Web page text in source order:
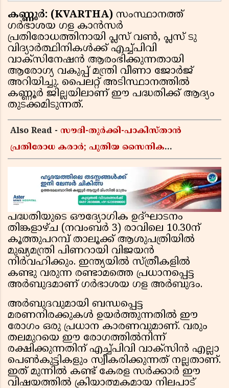
കണ്ണൂർ: (KVARTHA) സംസ്ഥാനത്ത്
ഗർഭാശയ ഗള കാൻസർ
പ്രതിരോധത്തിനായി പ്ലസ് വൺ, പ്ലസ് ടു
വിദ്യാർത്ഥിനികൾക്ക് എച്ച്പിവി
വാക്‌സിനേഷൻ ആരംഭിക്കുന്നതായി
ആരോഗ്യ വകുപ്പ് മന്ത്രി വീണാ ജോർജ്
അറിയിച്ചു. പൈലറ്റ് അടിസ്ഥാനത്തിൽ
കണ്ണൂർ ജില്ലയിലാണ് ഈ പദ്ധതിക്ക് ആദ്യം
തുടക്കമിടുന്നത്.
Also Read - സൗദി-തുർക്കി-പാകിസ്താൻ
പ്രതിരോധ കരാർ; പുതിയ സൈനിക
പദ്ധതിയുടെ ഔദ്യോഗിക ഉദ്ഘാടനം
തിങ്കളാഴ്ച (നവംബർ 3) രാവിലെ 10.30ന്
കൂത്തുപറമ്പ് താലൂക്ക് ആശുപത്രിയിൽ
മുഖ്യമന്ത്രി പിണറായി വിജയൻ
നിർവഹിക്കും. ഇന്ത്യയിൽ സ്ത്രീകളിൽ
കണ്ടു വരുന്ന രണ്ടാമത്തെ പ്രധാനപ്പെട്ട
അർബുദമാണ് ഗർഭാശയ ഗള അർബുദം.
അർബുദവുമായി ബന്ധപ്പെട്ട
മരണനിരക്കുകൾ ഉയർത്തുന്നതിൽ ഈ
രോഗം ഒരു പ്രധാന കാരണവുമാണ്. വരും
തലമുറയെ ഈ രോഗത്തിൽനിന്ന്
രക്ഷിക്കുന്നതിന് എച്ച്പിവി വാക്‌സിൻ എല്ലാ
പെൺകുട്ടികളും സ്വീകരിക്കുന്നത് നല്ലതാണ്.
ഇത് മുന്നിൽ കണ്ട് കേരള സർക്കാർ ഈ
വിഷയത്തിൽ ക്രിയാത്മകമായ നിലപാട്